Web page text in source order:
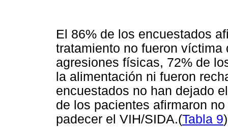
El 86% de los encuestados
tratamiento no fueron
agresiones físicas, 72% de
la alimentación ni fueron
encuestados no han dejado
de los pacientes afirmaron
padecer el VIH/SIDA.(Tabla 9